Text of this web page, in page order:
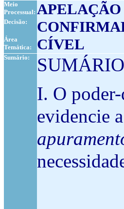
Meio
Processual: APELAÇÃO
Decisão:
Área
Temática:
CÍVEL
Sumário:
SUMÁRIO
I. O
evidencie